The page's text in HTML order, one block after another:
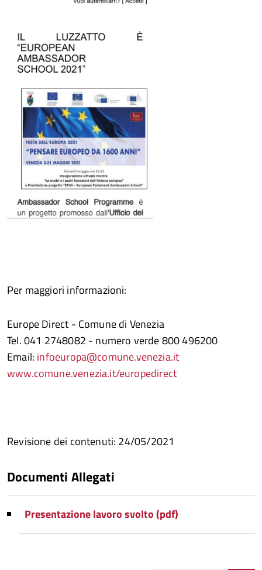
Per maggiori informazioni:
Europe Direct - Comune di Venezia
Tel. 041 2748082 - numero verde 800 496200
Email: infoeuropa@comune.venezia.it
www.comune.venezia.it/europedirect
Revisione dei contenuti: 24/05/2021
Documenti Allegati
Presentazione lavoro svolto (pdf)